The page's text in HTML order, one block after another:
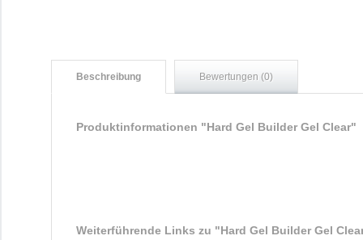
Beschreibung Bewertungen (0)
Produktinformationen "Hard Gel Builder Gel Clear"
Weiterführende Links zu "Hard Gel Builder Gel